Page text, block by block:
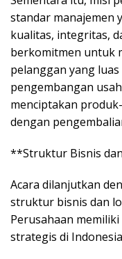
standar manajemen
kualitas, integritas,
berkomitmen untuk
pelanggan yang
pengembangan
menciptakan
dengan
**Struktur Bisnis
Acara dilanjutkan
struktur bisnis dan
Perusahaan
strategis di